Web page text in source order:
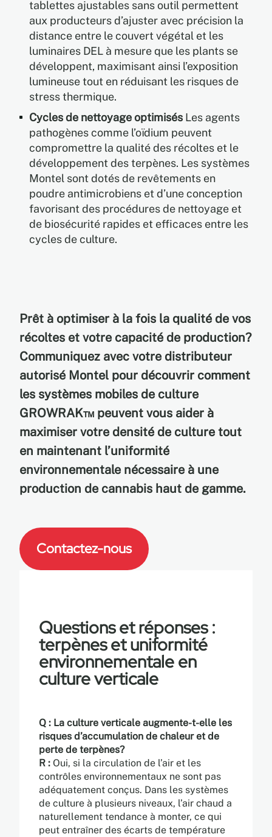
tablettes ajustables sans outil permettent
aux producteurs d’ajuster avec précision la
distance entre le couvert végétal et les
luminaires DEL à mesure que les plants se
développent, maximisant ainsi l’exposition
lumineuse tout en réduisant les risques de
stress thermique.
Cycles de nettoyage optimisés Les agents
pathogènes comme l’oïdium peuvent
compromettre la qualité des récoltes et le
développement des terpènes. Les systèmes
Montel sont dotés de revêtements en
poudre antimicrobiens et d’une conception
favorisant des procédures de nettoyage et
de biosécurité rapides et efficaces entre les
cycles de culture.
Prêt à optimiser à la fois la qualité de vos
récoltes et votre capacité de production?
Communiquez avec votre distributeur
autorisé Montel pour découvrir comment
les systèmes mobiles de culture
GROWRAK™ peuvent vous aider à
maximiser votre densité de culture tout
en maintenant l’uniformité
environnementale nécessaire à une
production de cannabis haut de gamme.
Contactez-nous
Questions et réponses :
terpènes et uniformité
environnementale en
culture verticale
Q : La culture verticale augmente-t-elle les
risques d’accumulation de chaleur et de
perte de terpènes?
R : Oui, si la circulation de l’air et les
contrôles environnementaux ne sont pas
adéquatement conçus. Dans les systèmes
de culture à plusieurs niveaux, l’air chaud a
naturellement tendance à monter, ce qui
peut entraîner des écarts de température